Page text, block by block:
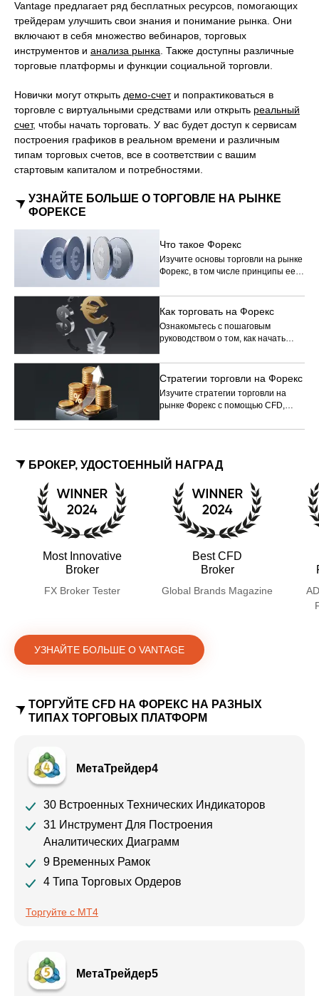
Vantage предлагает ряд бесплатных ресурсов, помогающих
трейдерам улучшить свои знания и понимание рынка. Они
включают в себя множество вебинаров, торговых
инструментов и анализа рынка . Также доступны различные
торговые платформы и функции социальной торговли.
Новички могут открыть демо-счети попрактиковаться в
торговле с виртуальными средствами или открыть реальный
счет, чтобы начать торговать. У вас будет доступ к сервисам
построения графиков в реальном времени и различным
типам торговых счетов, все в соответствии с вашим
стартовым капиталом и потребностями.
УЗНАЙТЕ БОЛЬШЕ О ТОРГОВЛЕ НА РЫНКЕ
ФОРЕКСЕ
Что такое Форекс
Изучите основы торговли на рынке
Форекс, в том числе принципы ее
этого рынка среди трейдеров по
всему миру.
Как торговать на Форекс
Ознакомьтесь с пошаговым
руководством о том, как начать
помощью CFD, от открытия счета
до совершения первой сделки.
Стратегии торговли на Форекс
Изучите стратегии торговли на
рынке Форекс с помощью CFD,
ориентироваться в потенциальных
БРОКЕР, УДОСТОЕННЫЙ НАГРАД
Most Innovative
Broker
FX Broker Tester
Best CFD
Broker
Global Brands Magazine
УЗНАЙТЕ БОЛЬШЕ О VANTAGE
ТОРГУЙТЕ CFD НА ФОРЕКС НА РАЗНЫХ
ТИПАХ ТОРГОВЫХ ПЛАТФОРМ
МетаТрейдер4
30 Встроенных Технических Индикаторов
31 Инструмент Для Построения
Аналитических Диаграмм
9 Временных Рамок
4 Типа Торговых Ордеров
Торгуйте с MT4
МетаТрейдер5